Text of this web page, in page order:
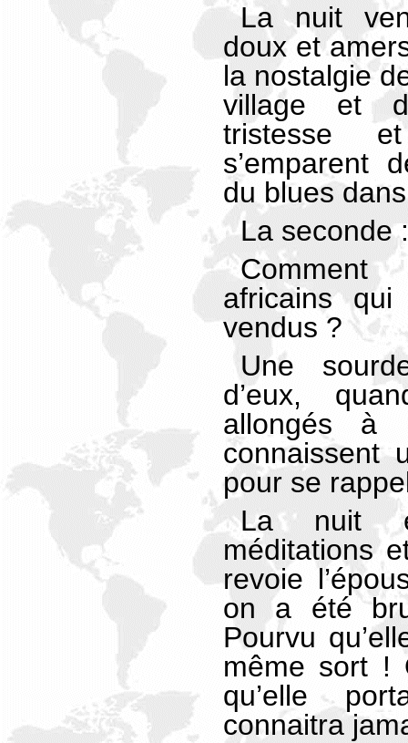
La nuit
doux et
la nostalgie
village et
tristesse
s’emparent
du blues dans
La seconde :
africains
vendus ?
Une
d’eux,
allongés à
connaissent
pour se
La nuit
méditations
revoie
on a été
Pourvu
même sort !
qu’elle
connaitra